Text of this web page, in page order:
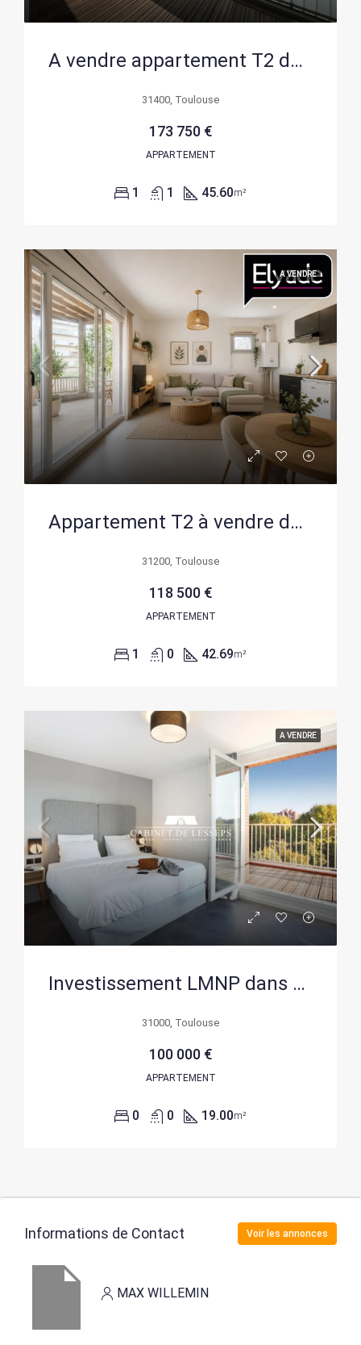
A vendre appartement T2 de 46 m² avec deux balcons à Toulouse
31400, Toulouse
173 750 €
APPARTEMENT
1 1 45.60m²
A VENDRE
Appartement T2 à vendre de 42,7 m² près du métro Borderouge à Toulouse
31200, Toulouse
118 500 €
APPARTEMENT
1 0 42.69m²
A VENDRE
Investissement LMNP dans un appartement hôtel à Toulouse – Opportunité à ne pas manquer
31000, Toulouse
100 000 €
APPARTEMENT
0 0 19.00m²
Informations de Contact Voir les annonces
MAX WILLEMIN